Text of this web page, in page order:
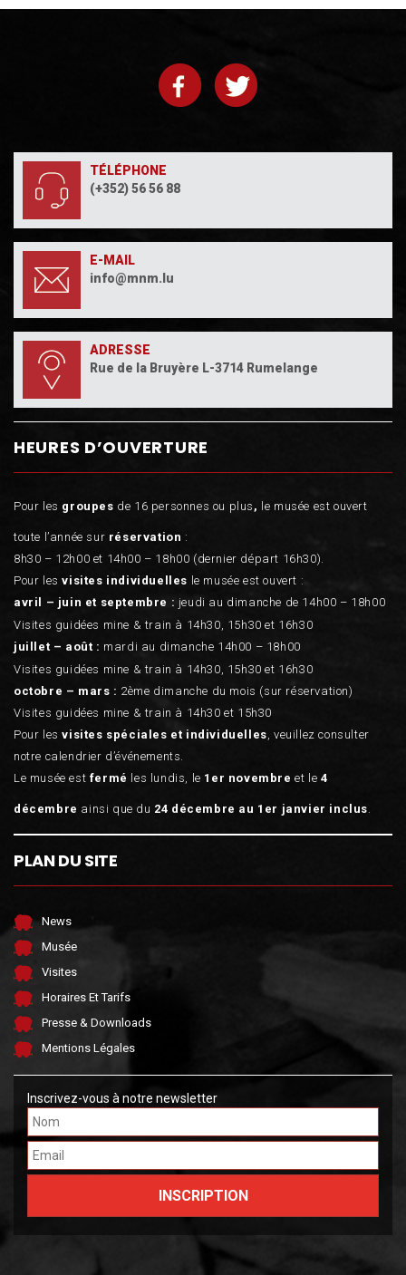
TÉLÉPHONE
(+352) 56 56 88
E-MAIL
info@mnm.lu
ADRESSE
Rue de la Bruyère L-3714 Rumelange
HEURES D’OUVERTURE
Pour les groupes de 16 personnes ou plus , le musée est ouvert
toute l’année sur réservation :
8h30 – 12h00 et 14h00 – 18h00 (dernier départ 16h30).
Pour lesvisites individuelles le musée est ouvert :
avril – juin et septembre : jeudi au dimanche de 14h00 – 18h00
Visites guidées mine & train à 14h30, 15h30 et 16h30
juillet – août : mardi au dimanche 14h00 – 18h00
Visites guidées mine & train à 14h30, 15h30 et 16h30
octobre – mars : 2ème dimanche du mois (sur réservation)
Visites guidées mine & train à 14h30 et 15h30
Pour lesvisites spéciales et individuelles, veuillez consulter
notre calendrier d’événements.
Le musée est fermé les lundis, le 1er novembre et le 4
décembre ainsi que du 24 décembre au 1er janvier inclus.
PLAN DU SITE
News
Musée
Visites
Horaires Et Tarifs
Presse & Downloads
Mentions Légales
Inscrivez-vous à notre newsletter